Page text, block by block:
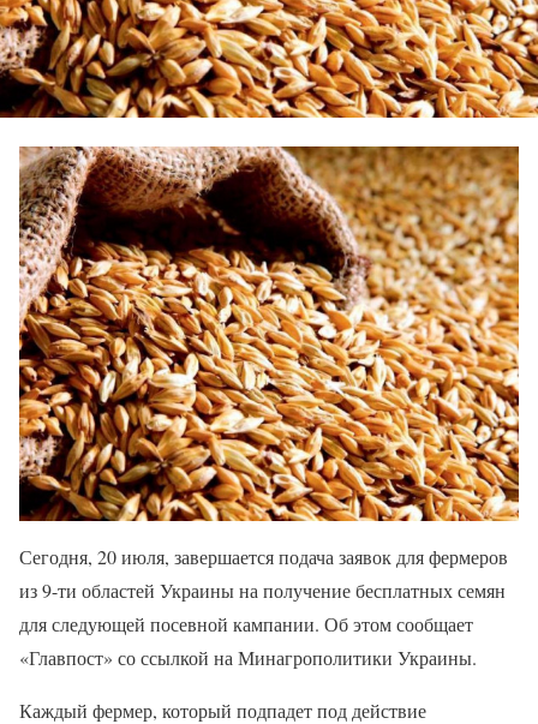
Сегодня, 20 июля, завершается подача заявок для фермеров
из 9-ти областей Украины на получение бесплатных семян
для следующей посевной кампании. Об этом сообщает
«Главпост» со ссылкой на Минагрополитики Украины.
Каждый фермер, который подпадет под действие